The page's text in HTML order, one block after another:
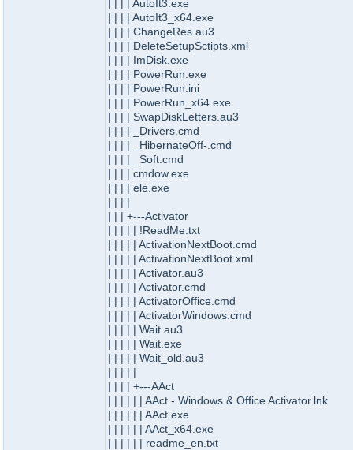
| | | | AutoIt3.exe
| | | | AutoIt3_x64.exe
| | | | ChangeRes.au3
| | | | DeleteSetupSctipts.xml
| | | | ImDisk.exe
| | | | PowerRun.exe
| | | | PowerRun.ini
| | | | PowerRun_x64.exe
| | | | SwapDiskLetters.au3
| | | | _Drivers.cmd
| | | | _HibernateOff-.cmd
| | | | _Soft.cmd
| | | | cmdow.exe
| | | | ele.exe
| | | |
| | | +---Activator
| | | | | !ReadMe.txt
| | | | | ActivationNextBoot.cmd
| | | | | ActivationNextBoot.xml
| | | | | Activator.au3
| | | | | Activator.cmd
| | | | | ActivatorOffice.cmd
| | | | | ActivatorWindows.cmd
| | | | | Wait.au3
| | | | | Wait.exe
| | | | | Wait_old.au3
| | | | |
| | | | +---AAct
| | | | | | AAct - Windows & Office Activator.lnk
| | | | | | AAct.exe
| | | | | | AAct_x64.exe
| | | | | | readme_en.txt